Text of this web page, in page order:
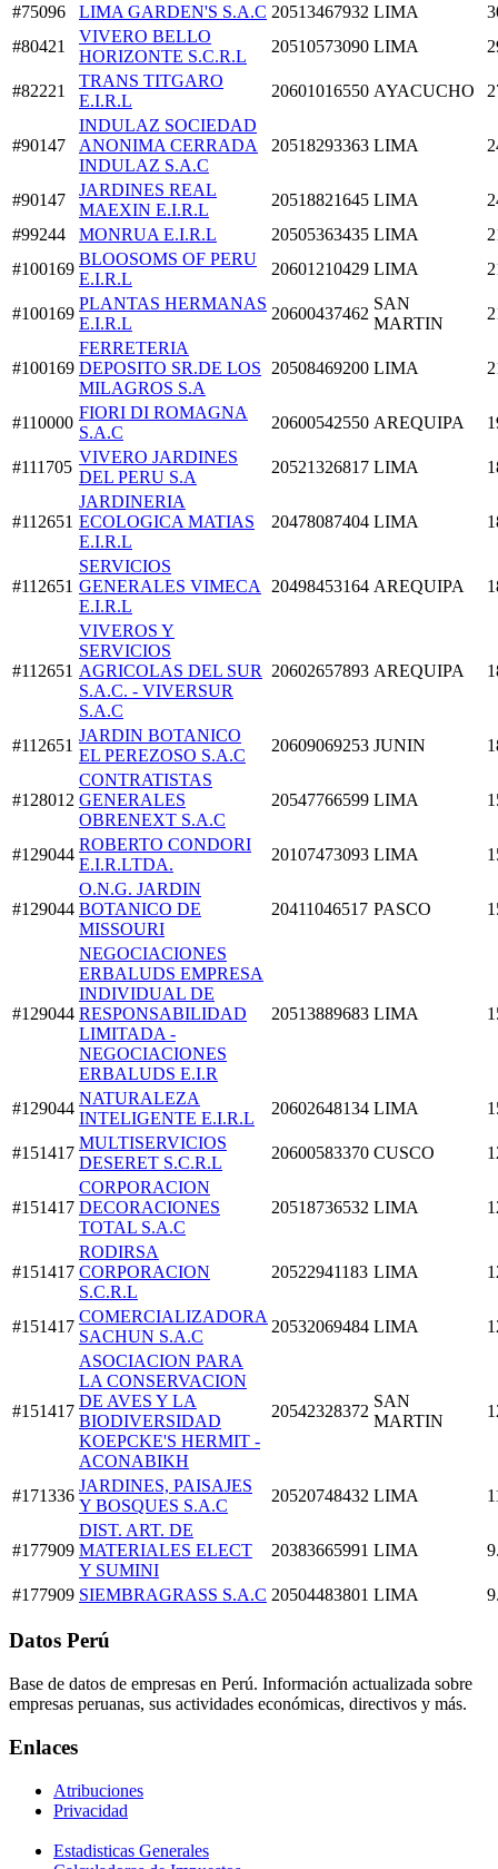
#75096 LIMA GARDEN'S S.A.C 20513467932 LIMA
#80421
VIVERO BELLO
HORIZONTE S.C.R.L
20510573090 LIMA
#82221
TRANS TITGARO
E.I.R.L
20601016550 AYACUCHO
#90147
INDULAZ SOCIEDAD
ANONIMA CERRADA
INDULAZ S.A.C
20518293363 LIMA
#90147
JARDINES REAL
MAEXIN E.I.R.L
20518821645 LIMA
#99244
MONRUA E.I.R.L 20505363435 LIMA
#100169
BLOOSOMS OF PERU
E.I.R.L
20601210429 LIMA
#100169
PLANTAS HERMANAS
E.I.R.L
20600437462
SAN
MARTIN
#100169
FERRETERIA
DEPOSITO SR.DE LOS
MILAGROS S.A
20508469200 LIMA
#110000
FIORI DI ROMAGNA
S.A.C
20600542550 AREQUIPA
#111705
VIVERO JARDINES
DEL PERU S.A
20521326817 LIMA
#112651
JARDINERIA
ECOLOGICA MATIAS
E.I.R.L
20478087404 LIMA
#112651
SERVICIOS
GENERALES VIMECA
E.I.R.L
20498453164 AREQUIPA
#112651
VIVEROS Y
SERVICIOS
AGRICOLAS DEL SUR
S.A.C. - VIVERSUR
S.A.C
20602657893 AREQUIPA
#112651
JARDIN BOTANICO
EL PEREZOSO S.A.C
20609069253 JUNIN
#128012
CONTRATISTAS
GENERALES
OBRENEXT S.A.C
20547766599 LIMA
#129044
ROBERTO CONDORI
E.I.R.LTDA.
20107473093 LIMA
#129044
O.N.G. JARDIN
BOTANICO DE
MISSOURI
20411046517 PASCO
#129044
NEGOCIACIONES
ERBALUDS EMPRESA
INDIVIDUAL DE
RESPONSABILIDAD
LIMITADA -
NEGOCIACIONES
ERBALUDS E.I.R
20513889683 LIMA
#129044
NATURALEZA
INTELIGENTE E.I.R.L
20602648134 LIMA
#151417
MULTISERVICIOS
DESERET S.C.R.L
20600583370 CUSCO
#151417
CORPORACION
DECORACIONES
TOTAL S.A.C
20518736532 LIMA
#151417
RODIRSA
CORPORACION
S.C.R.L
20522941183 LIMA
#151417
COMERCIALIZADORA
SACHUN S.A.C
20532069484 LIMA
#151417
ASOCIACION PARA
LA CONSERVACION
DE AVES Y LA
BIODIVERSIDAD
KOEPCKE'S HERMIT -
ACONABIKH
20542328372
SAN
MARTIN
#171336
JARDINES, PAISAJES
Y BOSQUES S.A.C
20520748432 LIMA
#177909
DIST. ART. DE
MATERIALES ELECT
Y SUMINI
20383665991 LIMA
#177909 SIEMBRAGRASS S.A.C 20504483801 LIMA
Datos Perú
Base de datos de empresas en Perú. Información actualizada sobre
empresas peruanas, sus actividades económicas, directivos y más.
Enlaces
Atribuciones
Privacidad
Estadisticas Generales